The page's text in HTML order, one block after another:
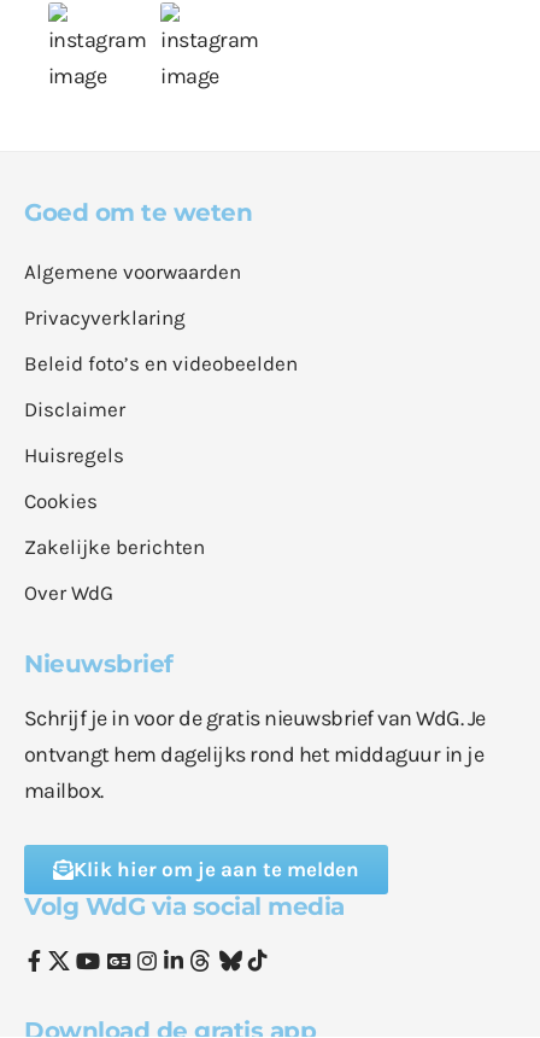
Goed om te weten
Algemene voorwaarden
Privacyverklaring
Beleid foto’s en videobeelden
Disclaimer
Huisregels
Cookies
Zakelijke berichten
Over WdG
Nieuwsbrief
Schrijf je in voor de gratis nieuwsbrief van WdG. Je
ontvangt hem dagelijks rond het middaguur in je
mailbox.
Klik hier om je aan te melden
Volg WdG via social media
Download de gratis app